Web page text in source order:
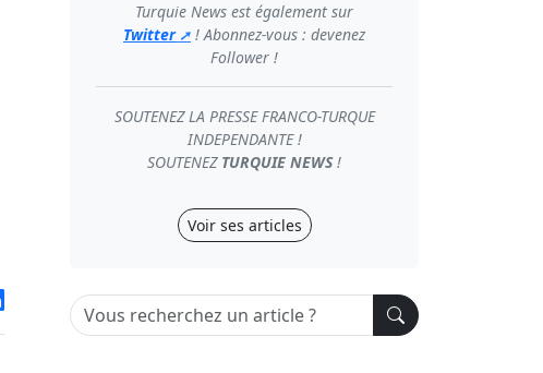
Turquie News est également sur
Twitter
! Abonnez-vous : devenez
Follower !
SOUTENEZ LA PRESSE FRANCO-TURQUE
INDEPENDANTE !
SOUTENEZ TURQUIE NEWS!
Voir ses articles